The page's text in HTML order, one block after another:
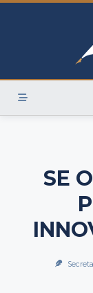
Skip
SE